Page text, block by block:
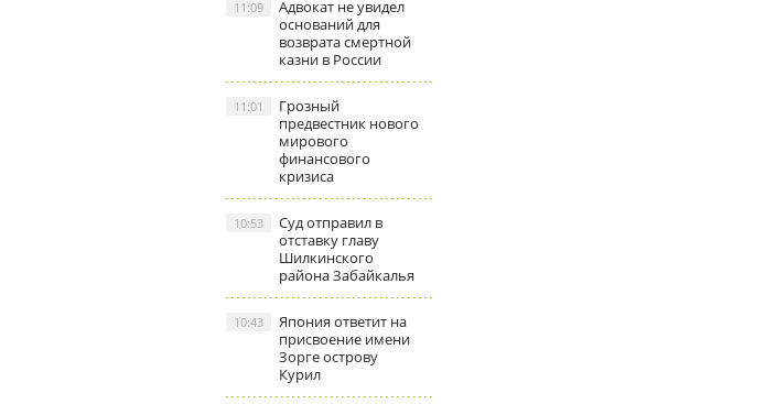
Адвокат не увидел
оснований для
возврата смертной
казни в России
11:09
Грозный
предвестник нового
мирового
финансового
кризиса
11:01
Суд отправил в
отставку главу
Шилкинского
района Забайкалья
10:53
Япония ответит на
присвоение имени
Зорге острову
Курил
10:43